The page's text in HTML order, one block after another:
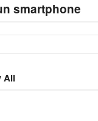
smartphone
All